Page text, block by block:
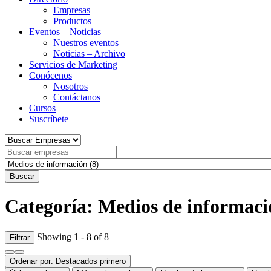
Empresas
Productos
Eventos – Noticias
Nuestros eventos
Noticias – Archivo
Servicios de Marketing
Conócenos
Nosotros
Contáctanos
Cursos
Suscríbete
Buscar
Categoría: Medios de
Filtrar Showing 1 - 8 of 8
Ordenar por: Destacados primero